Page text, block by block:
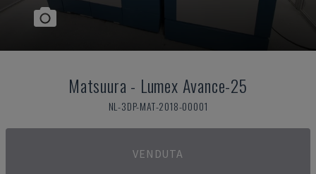
Matsuura - Lumex Avance-25
NL-3DP-MAT-2018-00001
VENDUTA